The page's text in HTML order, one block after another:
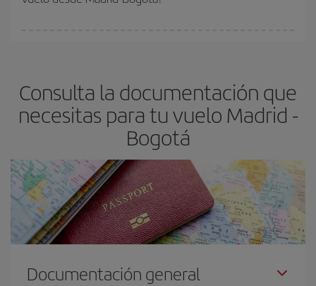
Consulta la documentación que
necesitas para tu vuelo Madrid -
Bogotá
Documentación general